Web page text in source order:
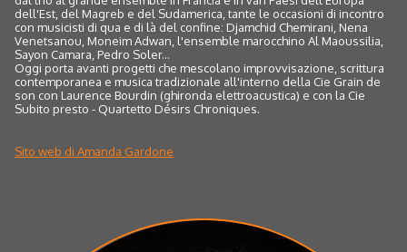
dell'Est, del Magreb e del Sudamerica, tante le occasioni di incontro
con musicisti di qua e di là del confine: Djamchid Chemirani, Nena
Venetsanou, Moneim Adwan, l'ensemble marocchino Al Maoussilia,
Sayon Camara, Pedro Soler...
Oggi porta avanti progetti che mescolano improvvisazione, scrittura
contemporanea e musica tradizionale all'interno della Cie Grain de
son con Laurence Bourdin (ghironda elettroacustica) e con la Cie
Subito presto - Quartetto Désirs Chroniques.
Sito web di Amanda Gardone